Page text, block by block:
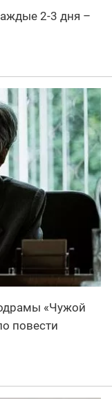
2-3 дня –
«Чужой
повести